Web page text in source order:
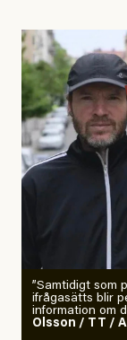
”Samtidigt som
ifrågasätts blir
information om
Olsson / TT /